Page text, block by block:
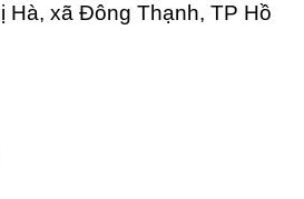
Hà, xã Đông Thạnh, TP Hồ